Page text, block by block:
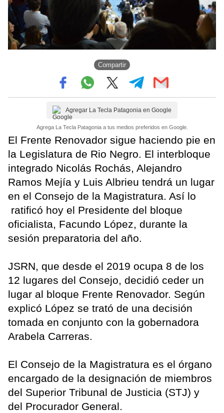
Compartir
Agregar La Tecla Patagonia en Google
Agrega La Tecla Patagonia a tus medios preferidos en Google.
El Frente Renovador sigue haciendo pie en
la Legislatura de Rio Negro. El interbloque
integrado Nicolás Rochás, Alejandro
Ramos Mejía y Luis Albrieu tendrá un lugar
en el Consejo de la Magistratura. Así lo
ratificó hoy el Presidente del bloque
oficialista, Facundo López, durante la
sesión preparatoria del año.
JSRN, que desde el 2019 ocupa 8 de los
12 lugares del Consejo, decidió ceder un
lugar al bloque Frente Renovador. Según
explicó López se trató de una decisión
tomada en conjunto con la gobernadora
Arabela Carreras.
El Consejo de la Magistratura es el órgano
encargado de la designación de miembros
del Superior Tribunal de Justicia (STJ) y
del Procurador General.